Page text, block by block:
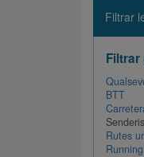
Filtrar
Filtrar
BTT
Rutes
Running